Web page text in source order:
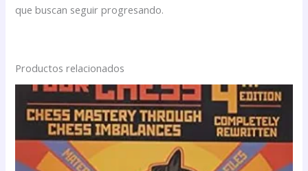
que buscan seguir progresando.
Productos relacionados